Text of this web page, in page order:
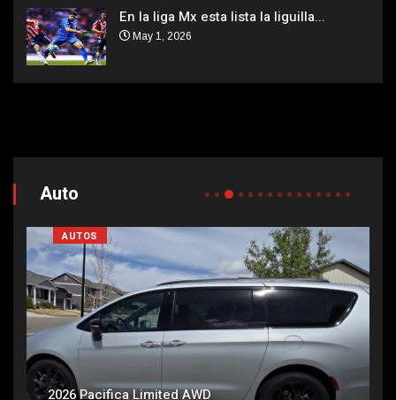
En la liga Mx esta lista la liguilla...
May 1, 2026
Auto
AUTOS
2026 Pacifica Limited AWD